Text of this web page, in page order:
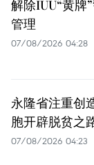
解除IUU“黄牌
管理
07/08/2026 04:28
永隆省注重创
胞开辟脱贫之
07/08/2026 04:23